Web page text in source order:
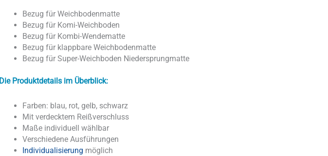
Bezug für Weichbodenmatte
Bezug für Komi-Weichboden
Bezug für Kombi-Wendematte
Bezug für klappbare Weichbodenmatte
Bezug für Super-Weichboden Niedersprungmatte
Die Produktdetails im Überblick:
Farben: blau, rot, gelb, schwarz
Mit verdecktem Reißverschluss
Maße individuell wählbar
Verschiedene Ausführungen
Individualisierung möglich